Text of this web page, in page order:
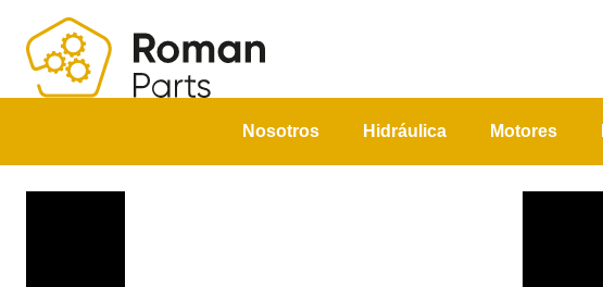
Nosotros Hidráulica Motores